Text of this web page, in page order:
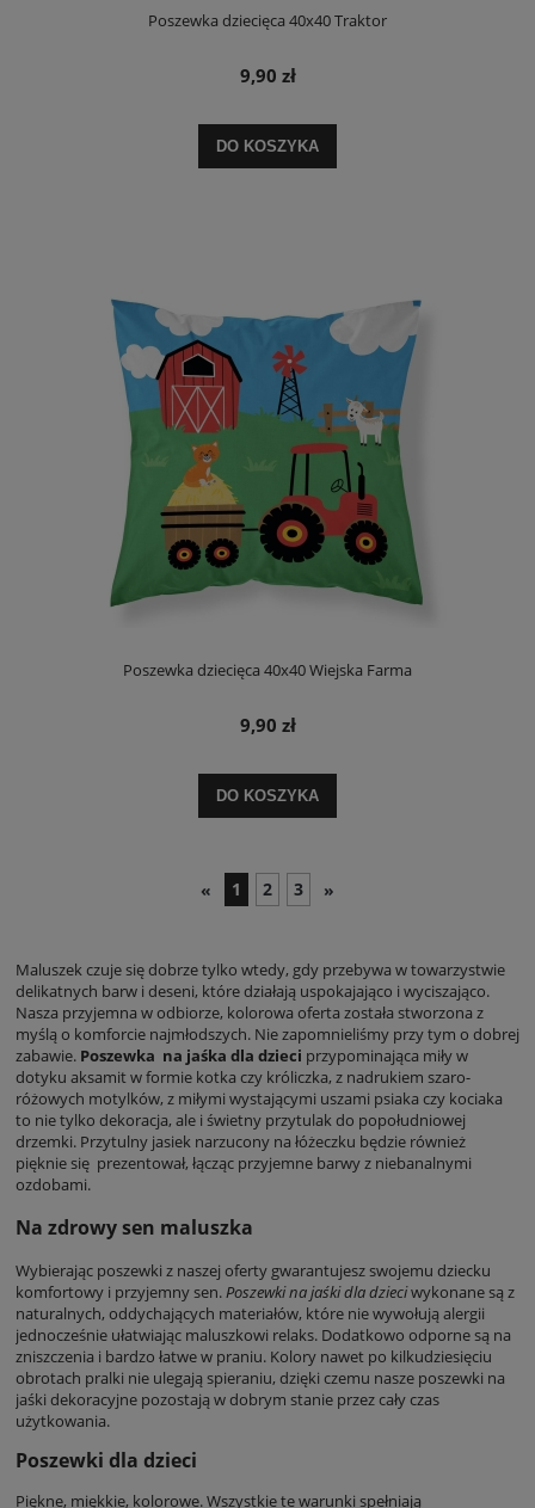
Poszewka dziecięca 40x40 Traktor
9,90 zł
DO KOSZYKA
Poszewka dziecięca 40x40 Wiejska Farma
9,90 zł
DO KOSZYKA
« 1 2 3 »
Maluszek czuje się dobrze tylko wtedy, gdy przebywa w towarzystwie
delikatnych barw i deseni, które działają uspokajająco i wyciszająco.
Nasza przyjemna w odbiorze, kolorowa oferta została stworzona z
myślą o komforcie najmłodszych. Nie zapomnieliśmy przy tym o dobrej
zabawie. Poszewka na jaśka dla dzieci przypominająca miły w
dotyku aksamit w formie kotka czy króliczka, z nadrukiem szaro-
różowych motylków, z miłymi wystającymi uszami psiaka czy kociaka
to nie tylko dekoracja, ale i świetny przytulak do popołudniowej
drzemki. Przytulny jasiek narzucony na łóżeczku będzie również
pięknie się prezentował, łącząc przyjemne barwy z niebanalnymi
ozdobami.
Na zdrowy sen maluszka
Wybierając poszewki z naszej oferty gwarantujesz swojemu dziecku
komfortowy i przyjemny sen.Poszewki na jaśki dla dzieciwykonane są z
naturalnych, oddychających materiałów, które nie wywołują alergii
jednocześnie ułatwiając maluszkowi relaks. Dodatkowo odporne są na
zniszczenia i bardzo łatwe w praniu. Kolory nawet po kilkudziesięciu
obrotach pralki nie ulegają spieraniu, dzięki czemu nasze poszewki na
jaśki dekoracyjne pozostają w dobrym stanie przez cały czas
użytkowania.
Poszewki dla dzieci
Piękne, miękkie, kolorowe. Wszystkie te warunki spełniają